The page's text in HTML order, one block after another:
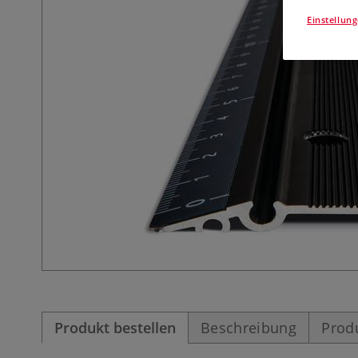
Produkt bestellen Beschreibung